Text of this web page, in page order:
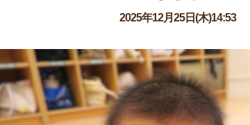
2025年12月25日(木)14:53